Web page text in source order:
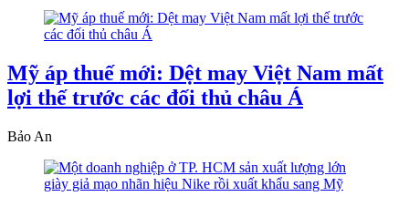
Mỹ áp thuế mới: Dệt may Việt Nam mất
lợi thế trước các đối thủ châu Á
Bảo An